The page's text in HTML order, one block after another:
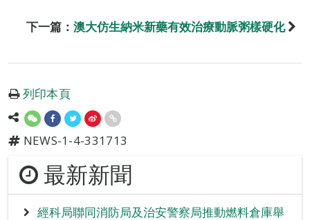
下一篇： 澳大仿生納米新藥有效治療動脈粥樣硬化
列印本頁
NEWS-1-4-331713
最新新聞
經科局聯同消防局及治安警察局推動燃料倉庫舉